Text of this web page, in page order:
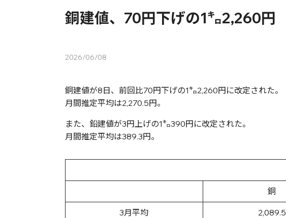
銅建値、70円下げの1㌔2,260円
2026/06/08
銅建値が8日、前回比70円下げの1㌔2,260円に改定された。
月間推定平均は2,270.5円。
また、鉛建値が3円上げの1㌔390円に改定された。
月間推定平均は389.3円。
銅
3月平均 2,089.5